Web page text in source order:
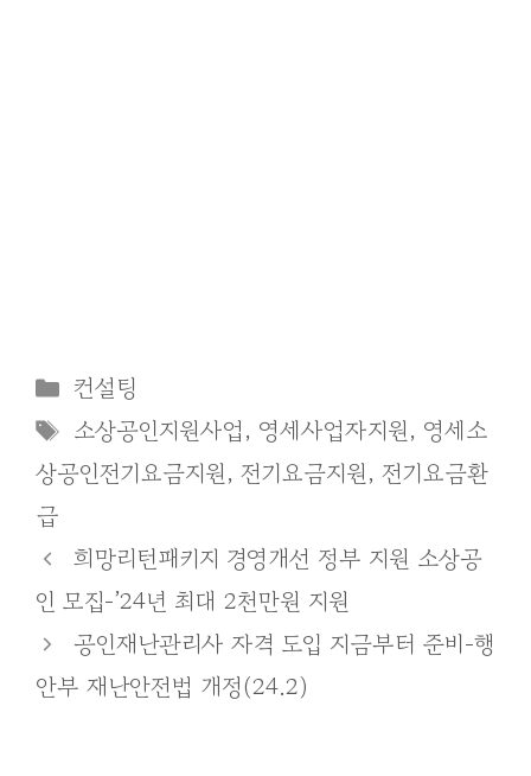
Categories
컨설팅
Tags
소상공인지원사업, 영세사업자지원, 영세소
상공인전기요금지원, 전기요금지원, 전기요금환
급
희망리턴패키지 경영개선 정부 지원 소상공
인 모집-’24년 최대 2천만원 지원
공인재난관리사 자격 도입 지금부터 준비-행
안부 재난안전법 개정(24.2)